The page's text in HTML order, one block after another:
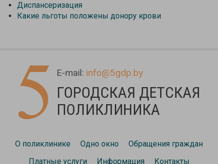
Диспансеризация
Какие льготы положены донору крови
E-mail: info@5gdp.by
ГОРОДСКАЯ ДЕТСКАЯ
ПОЛИКЛИНИКА
О поликлинике Одно окно
Обращения граждан
Платные услуги
Информация Контакты